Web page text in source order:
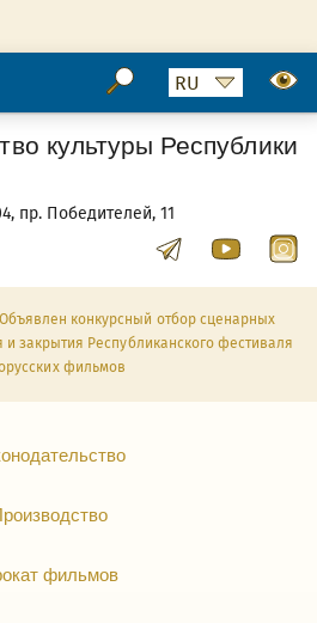
пр. Победителей, 11
культуры Республики
Объявлен конкурсный отбор сценарных
закрытия Республиканского фестиваля
фильмов
фильмов